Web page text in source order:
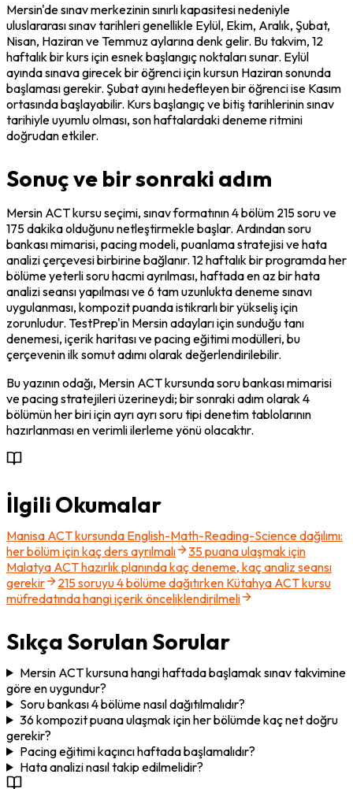
Mersin'de sınav merkezinin sınırlı kapasitesi nedeniyle
uluslararası sınav tarihleri genellikle Eylül, Ekim, Aralık, Şubat,
Nisan, Haziran ve Temmuz aylarına denk gelir. Bu takvim, 12
haftalık bir kurs için esnek başlangıç noktaları sunar. Eylül
ayında sınava girecek bir öğrenci için kursun Haziran sonunda
başlaması gerekir. Şubat ayını hedefleyen bir öğrenci ise Kasım
ortasında başlayabilir. Kurs başlangıç ve bitiş tarihlerinin sınav
tarihiyle uyumlu olması, son haftalardaki deneme ritmini
doğrudan etkiler.
Sonuç ve bir sonraki adım
Mersin ACT kursu seçimi, sınav formatının 4 bölüm 215 soru ve
175 dakika olduğunu netleştirmekle başlar. Ardından soru
bankası mimarisi, pacing modeli, puanlama stratejisi ve hata
analizi çerçevesi birbirine bağlanır. 12 haftalık bir programda her
bölüme yeterli soru hacmi ayrılması, haftada en az bir hata
analizi seansı yapılması ve 6 tam uzunlukta deneme sınavı
uygulanması, kompozit puanda istikrarlı bir yükseliş için
zorunludur. TestPrep'in Mersin adayları için sunduğu tanı
denemesi, içerik haritası ve pacing eğitimi modülleri, bu
çerçevenin ilk somut adımı olarak değerlendirilebilir.
Bu yazının odağı, Mersin ACT kursunda soru bankası mimarisi
ve pacing stratejileri üzerineydi; bir sonraki adım olarak 4
bölümün her biri için ayrı ayrı soru tipi denetim tablolarının
hazırlanması en verimli ilerleme yönü olacaktır.
İlgili Okumalar
Manisa ACT kursunda English-Math-Reading-Science dağılımı:
her bölüm için kaç ders ayrılmalı
35 puana ulaşmak için
Malatya ACT hazırlık planında kaç deneme, kaç analiz seansı
gerekir
215 soruyu 4 bölüme dağıtırken Kütahya ACT kursu
müfredatında hangi içerik önceliklendirilmeli
Sıkça Sorulan Sorular
Mersin ACT kursuna hangi haftada başlamak sınav takvimine
göre en uygundur?
Soru bankası 4 bölüme nasıl dağıtılmalıdır?
36 kompozit puana ulaşmak için her bölümde kaç net doğru
gerekir?
Pacing eğitimi kaçıncı haftada başlamalıdır?
Hata analizi nasıl takip edilmelidir?